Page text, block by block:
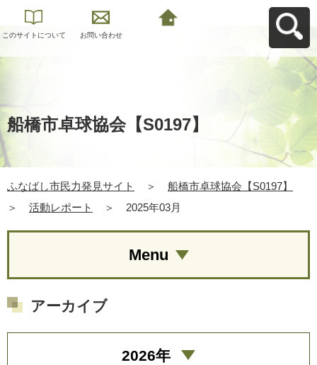
このサイトについて お問い合わせ
船橋市卓球協会【S0197】
ふなばし市民力発見サイト ＞
船橋市卓球協会【S0197】
＞
活動レポート ＞ 2025年03月
Menu
アーカイブ
2026年